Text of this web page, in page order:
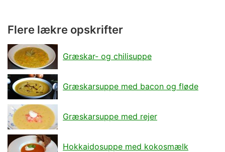
Flere lækre opskrifter
Græskar- og chilisuppe
Græskarsuppe med bacon og fløde
Græskarsuppe med rejer
Hokkaidosuppe med kokosmælk